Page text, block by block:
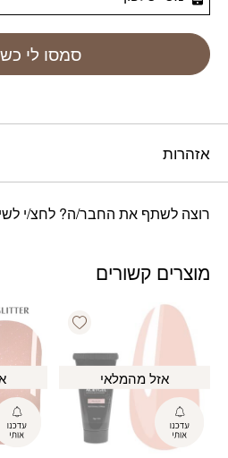
סמסו לי
אזהרות
רוצה לשתף את החבר/ה? לחצ/י
מוצרים קשורים
Add wishlist
אזל מהמלאי